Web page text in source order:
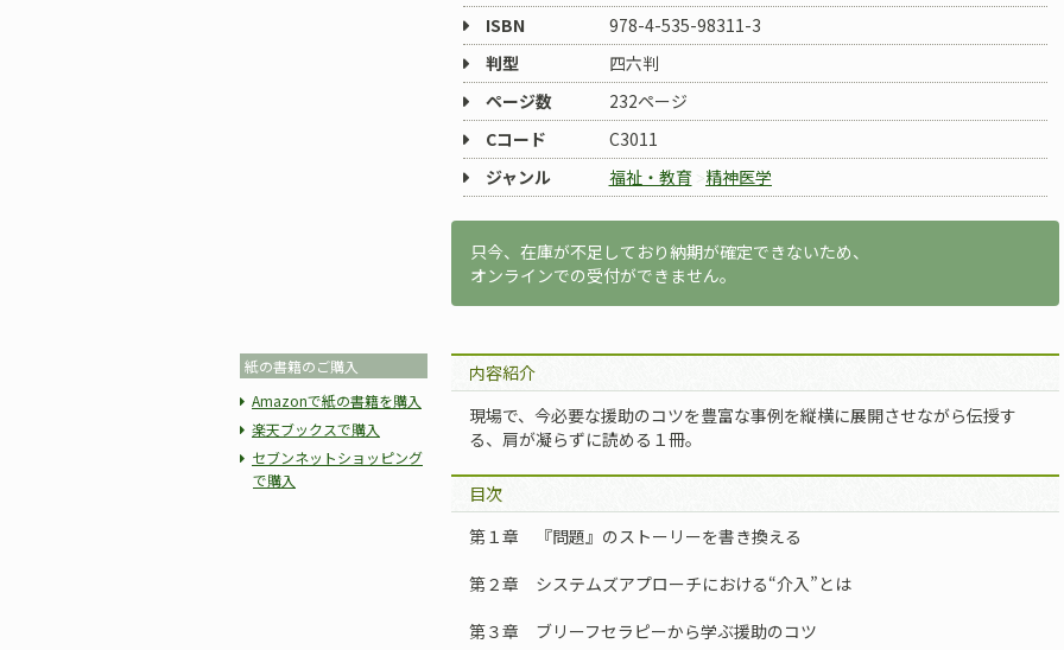
ISBN
978-4-535-98311-3
判型
四六判
ページ数
232ページ
Cコード
C3011
ジャンル
福祉・教育 精神医学
只今、在庫が不足しており納期が確定できないため、
オンラインでの受付ができません。
紙の書籍のご購入
Amazonで紙の書籍を購入
楽天ブックスで購入
セブンネットショッピング
で購入
内容紹介
現場で、今必要な援助のコツを豊富な事例を縦横に展開させながら伝授す
る、肩が凝らずに読める１冊。
目次
第１章 『問題』のストーリーを書き換える
第２章 システムズアプローチにおける“介入”とは
第３章 ブリーフセラピーから学ぶ援助のコツ